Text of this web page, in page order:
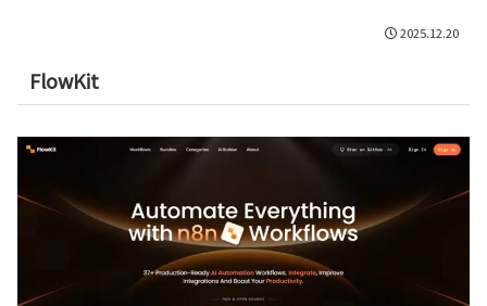
2025.12.20
FlowKit